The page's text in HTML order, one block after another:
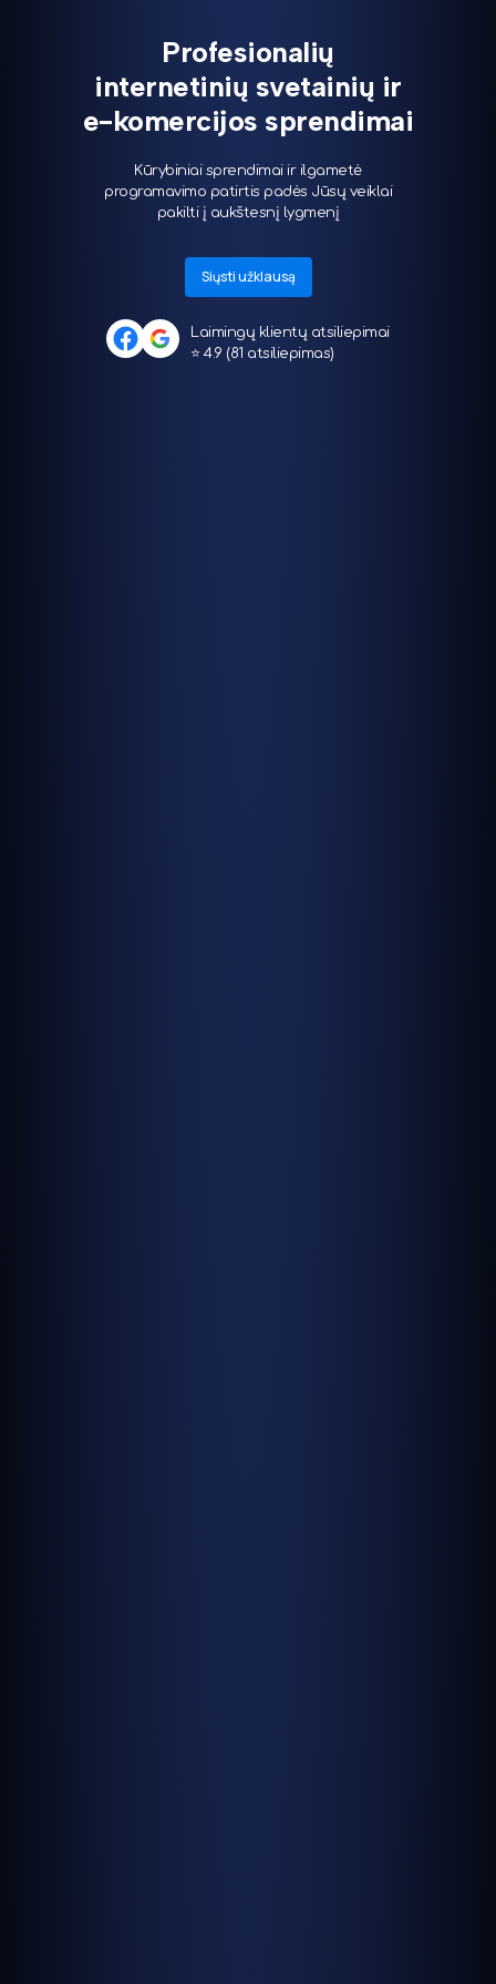
Profesionalių
internetinių svetainių ir
e-komercijos sprendimai
Kūrybiniai sprendimai ir ilgametė
programavimo patirtis padės Jūsų veiklai
pakilti į aukštesnį lygmenį
Siųsti užklausą
Laimingų klientų atsiliepimai
⭐ 4.9 (81 atsiliepimas)